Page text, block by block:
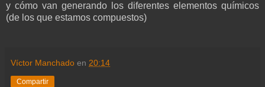
y cómo van generando los diferentes elementos químicos
(de los que estamos compuestos)
Víctor Manchado en 20:14
Compartir